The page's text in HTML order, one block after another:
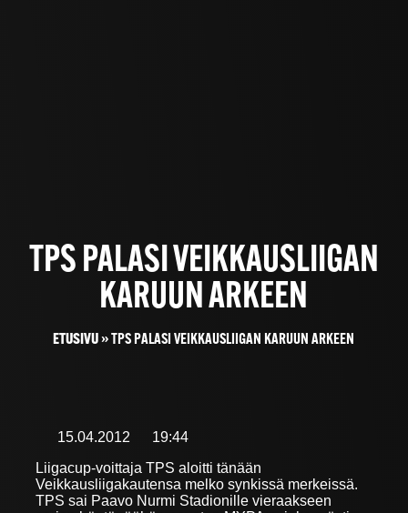
TPS PALASI VEIKKAUSLIIGAN
KARUUN ARKEEN
ETUSIVU»TPS PALASI VEIKKAUSLIIGAN KARUUN ARKEEN
15.04.2012
19:44
Liigacup-voittaja TPS aloitti tänään
Veikkausliigakautensa melko synkissä merkeissä.
TPS sai Paavo Nurmi Stadionille vieraakseen